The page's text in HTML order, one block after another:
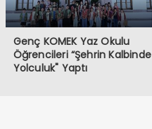
Genç KOMEK Yaz Okulu
Öğrencileri “Şehrin Kalbinde
Yolculuk" Yaptı